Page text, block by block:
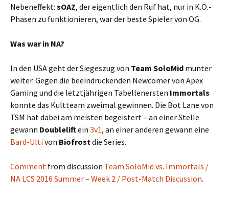
Nebeneffekt: sOAZ, der eigentlich den Ruf hat, nur in K.O.-
Phasen zu funktionieren, war der beste Spieler von OG.
Was war in NA?
In den USA geht der Siegeszug von Team SoloMid munter
weiter. Gegen die beeindruckenden Newcomer von Apex
Gaming und die letztjährigen Tabellenersten Immortals
konnte das Kultteam zweimal gewinnen. Die Bot Lane von
TSM hat dabei am meisten begeistert – an einer Stelle
gewann Doubleliftein 3v1, an einer anderen gewann eine
Bard-Ultivon Biofrost die Series.
Comment from discussion Team SoloMid vs. Immortals /
NA LCS 2016 Summer – Week 2 / Post-Match Discussion.